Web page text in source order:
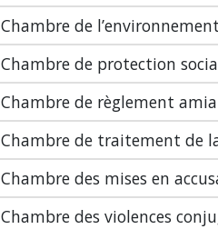
Chambre de l’environnement
Chambre de protection
Chambre de règlement
Chambre de traitement de
Chambre des mises en
Chambre des violences